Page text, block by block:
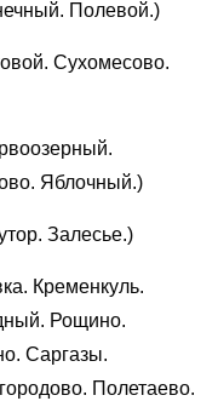
Полевой.)
Сухомесово.
Яблочный.)
Залесье.)
Кременкуль.
Рощино.
Саргазы.
Полетаево.